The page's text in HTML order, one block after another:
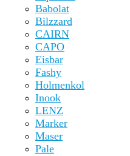
Babolat
Bilzzard
CAIRN
CAPO
Eisbar
Fashy
Holmenkol
Inook
LENZ
Marker
Maser
Pale